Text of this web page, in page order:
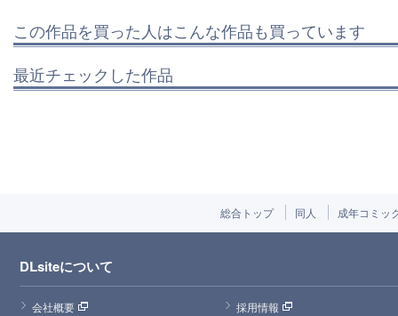
この作品を買った人はこんな作品も買っています
最近チェックした作品
総合トップ 同人 成年コミッ
DLsiteについて
会社概要
採用情報